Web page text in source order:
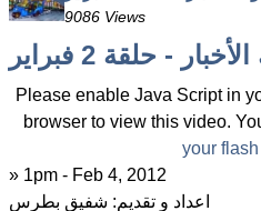
9086 Views
- حلقة 2 فبراير
Please enable Java Script in
browser to view this video.
your
» 1pm - Feb 4, 2012
اعداد و تقديم: شفيق بطرس